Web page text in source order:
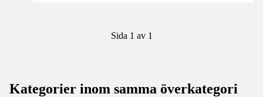
Sida 1 av 1
Kategorier inom samma överkategori